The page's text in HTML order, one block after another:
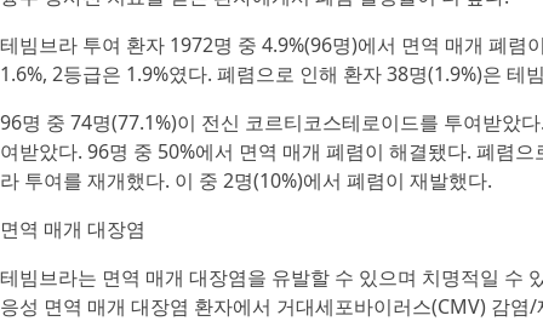
테빔브라 투여 환자 1972명 중 4.9%(96명)에서 면역 매개 폐렴
1.6%, 2등급은 1.9%였다. 폐렴으로 인해 환자 38명(1.9%)은
96명 중 74명(77.1%)이 전신 코르티코스테로이드를 투여받았
여받았다. 96명 중 50%에서 면역 매개 폐렴이 해결됐다. 폐렴
라 투여를 재개했다. 이 중 2명(10%)에서 폐렴이 재발했다.
면역 매개 대장염
테빔브라는 면역 매개 대장염을 유발할 수 있으며 치명적일 수
응성 면역 매개 대장염 환자에서 거대세포바이러스(CMV) 감